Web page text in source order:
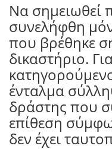
Να σημειωθεί
συνελήφθη
που βρέθηκε
δικαστήριο.
ένταλμα
δράστης που
επίθεση
δεν έχει